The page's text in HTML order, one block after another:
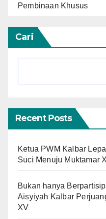
Pembinaan Khusus
Cari
Recent Posts
Ketua PWM Kalbar
Suci Menuju Muktamar
Bukan hanya
Aisyiyah Kalbar
XV